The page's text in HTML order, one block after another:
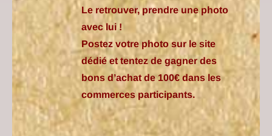
Le retrouver, prendre une photo
avec lui !
Postez votre photo sur le site
dédié et tentez de gagner des
bons d’achat de 100€ dans les
commerces participants.